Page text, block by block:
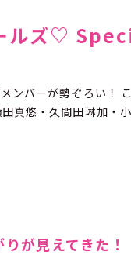
ルズ♡
ンバーが勢ぞろい！
真悠・久間田琳加・
が見えてきた！